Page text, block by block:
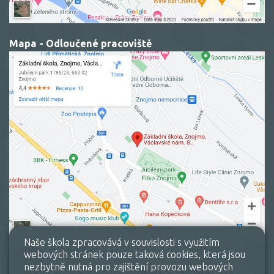
Mapa - Odloučené pracoviště
Naše škola zpracovává v souvislosti s využitím
webových stránek pouze taková cookies, která jsou
nezbytně nutná pro zajištění provozu webových